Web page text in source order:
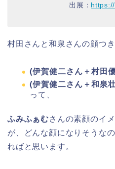
出展：
村田さんと和泉さんの顔つ
(伊賀健二さん＋村田
(伊賀健二さん＋和泉
って、
ふみふぁむさんの素顔のイ
が、どんな顔になりそうな
ればと思います。